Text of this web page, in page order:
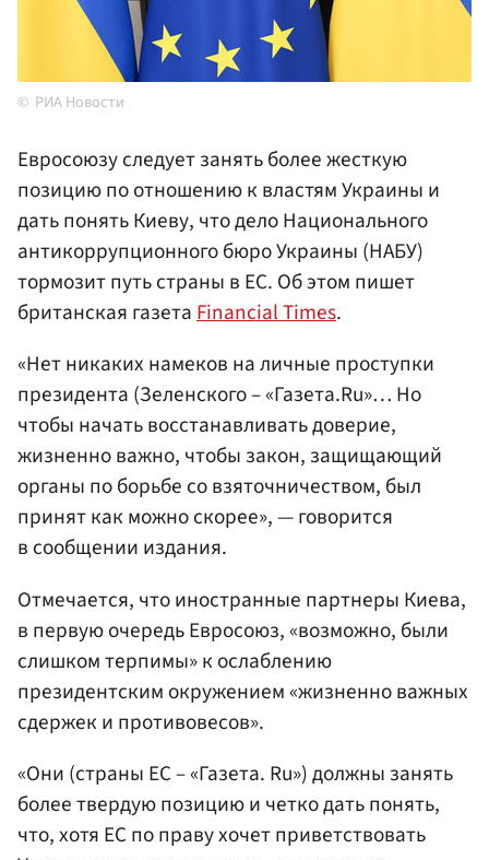
РИА Новости
Евросоюзу следует занять более жесткую
позицию по отношению к властям Украины и
дать понять Киеву, что дело Национального
антикоррупционного бюро Украины (НАБУ)
тормозит путь страны в ЕС. Об этом пишет
британская газетаFinancial Times.
«Нет никаких намеков на личные проступки
президента (Зеленского – «Газета.Ru»… Но
чтобы начать восстанавливать доверие,
жизненно важно, чтобы закон, защищающий
органы по борьбе со взяточничеством, был
принят как можно скорее», — говорится
в сообщении издания.
Отмечается, что иностранные партнеры Киева,
в первую очередь Евросоюз, «возможно, были
слишком терпимы» к ослаблению
президентским окружением «жизненно важных
сдержек и противовесов».
«Они (страны ЕС – «Газета. Ru») должны занять
более твердую позицию и четко дать понять,
что, хотя ЕС по праву хочет приветствовать